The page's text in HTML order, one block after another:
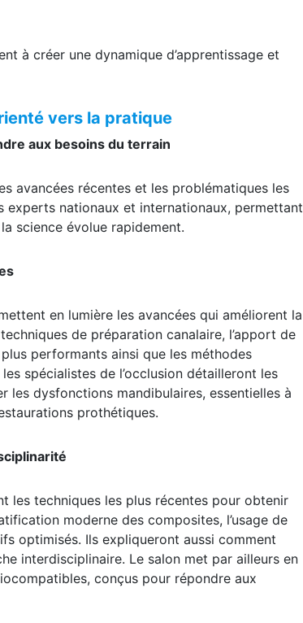
à créer une dynamique d’apprentissage et
vers la pratique
aux besoins du terrain
avancées récentes et les problématiques les
experts nationaux et internationaux, permettant
science évolue rapidement.
en lumière les avancées qui améliorent la
de préparation canalaire, l’apport de
performants ainsi que les méthodes
spécialistes de l’occlusion détailleront les
dysfonctions mandibulaires, essentielles à
prothétiques.
les techniques les plus récentes pour obtenir
moderne des composites, l’usage de
optimisés. Ils expliqueront aussi comment
interdisciplinaire. Le salon met par ailleurs en
conçus pour répondre aux